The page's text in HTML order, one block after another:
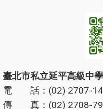
臺北市私立延平高級中學
電 話：(02) 2707-
傳 真：(02) 2708-